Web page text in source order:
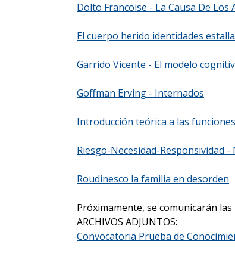
Dolto Francoise - La Causa De
El cuerpo herido identidades
Garrido Vicente - El modelo
Goffman Erving - Internados
Introducción teórica a las
Riesgo-Necesidad-Responsividad
Roudinesco la familia en desorden
Próximamente, se comunicarán
ARCHIVOS ADJUNTOS:
Convocatoria Prueba de